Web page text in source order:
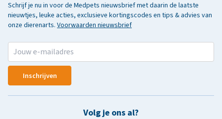
Schrijf je nu in voor de Medpets nieuwsbrief met daarin de laatste
nieuwtjes, leuke acties, exclusieve kortingscodes en tips & advies van
onze dierenarts. Voorwaarden nieuwsbrief
Inschrijven
Volg je ons al?